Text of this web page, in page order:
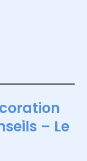
– Le